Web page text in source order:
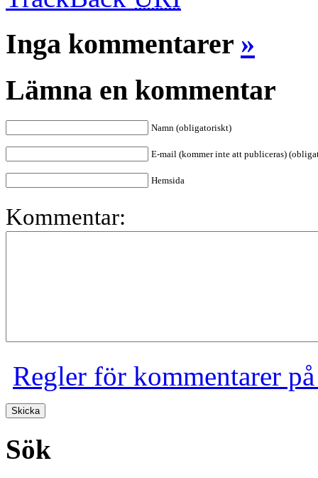
Inga kommentarer »
Lämna en kommentar
Namn (obligatoriskt)
E-mail (kommer inte att publiceras)
Hemsida
Kommentar:
Regler för kommentarer
Sök